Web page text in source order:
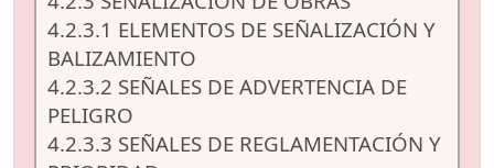
4.2.3.1 ELEMENTOS DE SEÑALIZACIÓN Y
BALIZAMIENTO
4.2.3.2 SEÑALES DE ADVERTENCIA DE
PELIGRO
4.2.3.3 SEÑALES DE REGLAMENTACIÓN Y